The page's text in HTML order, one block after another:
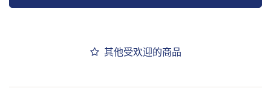
其他受欢迎的商品